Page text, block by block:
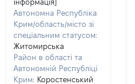
інформація]
Автономна Республіка
Крим/область/місто зі
спеціальним статусом:
Житомирська
Район в області та
Автономній Республіці
Крим: Коростенський